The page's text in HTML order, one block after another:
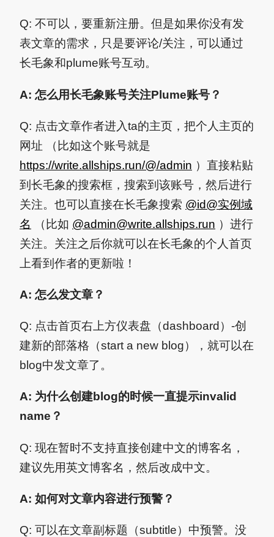
Q: 不可以，要重新注册。但是如果你没有发
表文章的需求，只是要评论/关注，可以通过
长毛象和plume账号互动。
A: 怎么用长毛象账号关注Plume账号？
Q: 点击文章作者进入ta的主页，把个人主页的
网址 （比如这个账号就是
https://write.allships.run/@/admin ）直接粘贴
到长毛象的搜索框，搜索到该账号，然后进行
关注。也可以直接在长毛象搜索 @id@实例域
名
（比如 @admin@write.allships.run ）进行
关注。关注之后你就可以在长毛象的个人首页
上看到作者的更新啦！
A: 怎么发文章？
Q: 点击首页右上方仪表盘（dashboard）-创
建新的部落格（start a new blog），就可以在
blog中发文章了。
A: 为什么创建blog的时候一直提示invalid
name？
Q: 现在暂时不支持直接创建中文的博客名，
建议先用英文博客名，然后改成中文。
A: 如何对文章内容进行预警？
Q: 可以在文章副标题（subtitle）中预警。没